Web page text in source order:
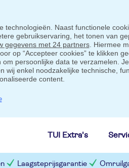
technologieën. Naast functionele
gebruikservaring, het tonen van
gegevens met 24 partners. Hiermee
op “Accepteer cookies” te klikken
persoonlijke data te verzamelen.
wij enkel noodzakelijke technische,
content.
TUI Extra's
Laagsteprijsgarantie